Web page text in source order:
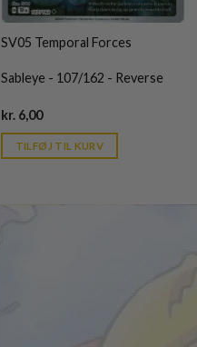
SV05 Temporal Forces
Sableye - 107/162 - Reverse
kr.6,00Current
is:
kr. 39,95.
TILFØJ TIL KURV